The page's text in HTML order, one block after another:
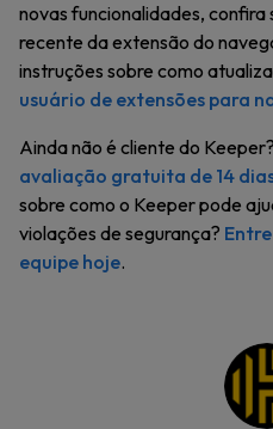
novas funcionalidades, confira
recente da extensão do
instruções sobre como
usuário de extensões para
Ainda não é cliente do Keeper?
avaliação gratuita de 14
sobre como o Keeper pode
violações de segurança?
equipe hoje.